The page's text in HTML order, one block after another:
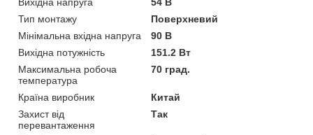
Тип монтажу
Поверхневий
Мінімальна вхідна напруга
90 В
Вихідна потужність
151.2 Вт
Максимальна робоча
температура
70 град.
Країна виробник
Китай
Захист від
перевантаження
Так